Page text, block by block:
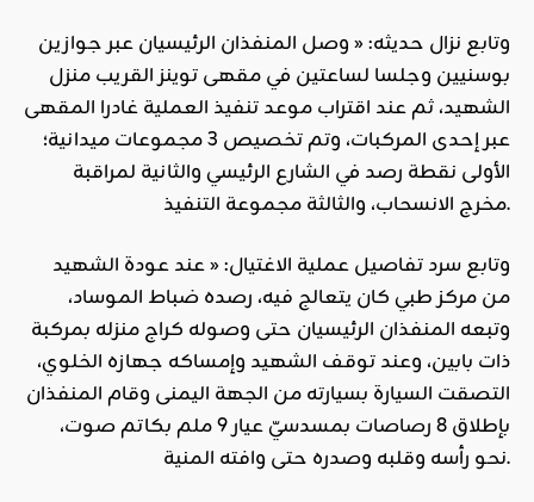
وتابع نزال حديثه: « وصل المنفذان الرئيسيان عبر جوازين
بوسنيين وجلسا لساعتين في مقهى توينز القريب منزل
الشهيد، ثم عند اقتراب موعد تنفيذ العملية غادرا المقهى
عبر إحدى المركبات، وتم تخصيص 3 مجموعات ميدانية؛
الأولى نقطة رصد في الشارع الرئيسي والثانية لمراقبة
مخرج الانسحاب، والثالثة مجموعة التنفيذ.
وتابع سرد تفاصيل عملية الاغتيال: « عند عودة الشهيد
من مركز طبي كان يتعالج فيه، رصده ضباط الموساد،
وتبعه المنفذان الرئيسيان حتى وصوله كراج منزله بمركبة
ذات بابين، وعند توقف الشهيد وإمساكه جهازه الخلوي،
التصقت السيارة بسيارته من الجهة اليمنى وقام المنفذان
بإطلاق 8 رصاصات بمسدسيّ عيار 9 ملم بكاتم صوت،
نحو رأسه وقلبه وصدره حتى وافته المنية.